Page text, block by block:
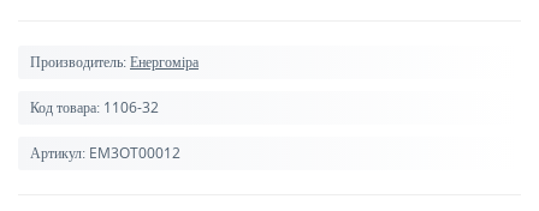
Производитель: Енергоміра
Код товара: 1106-32
Артикул: EM3OT00012